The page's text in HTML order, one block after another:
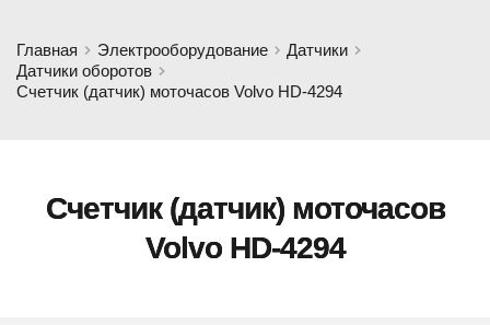
Главная Электрооборудование
Датчики
Датчики оборотов
Счетчик (датчик) моточасов Volvo HD-4294
Счетчик (датчик) моточасов
Volvo HD-4294